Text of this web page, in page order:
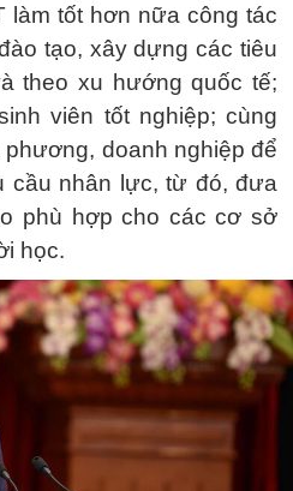
làm tốt hơn nữa công tác
tạo, xây dựng các tiêu
theo xu hướng quốc tế;
viên tốt nghiệp; cùng
doanh nghiệp để
cầu nhân lực, từ đó, đưa
phù hợp cho các cơ sở
học.